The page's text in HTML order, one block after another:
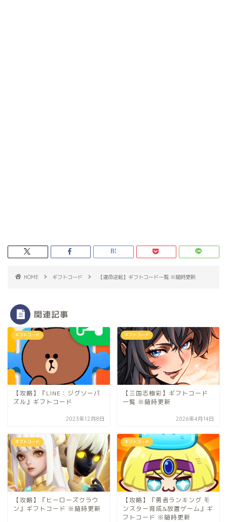
HOME ギフトコード 【運命逆転】ギフトコード一覧 ※随時更新
関連記事
ギフトコード
【攻略】『LINE：ジグソーパ
ズル』ギフトコード
2023年12月8日
ギフトコード
【三国志極彩】ギフトコード
一覧 ※随時更新
2026年4月14日
ギフトコード
【攻略】『ヒーローズクラウ
ン』ギフトコード ※随時更新
ギフトコード
【攻略】『勇者ランキング モ
ンスター育成&放置ゲーム』ギ
フトコード ※随時更新